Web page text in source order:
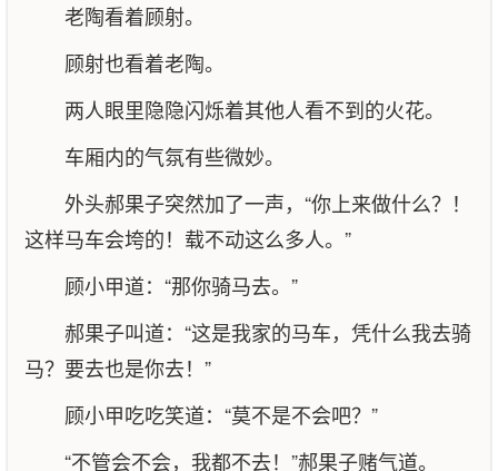
老陶看着顾射。
顾射也看着老陶。
两人眼里隐隐闪烁着其他人看不到的火花。
车厢内的气氛有些微妙。
外头郝果子突然加了一声，“你上来做什么？！
这样马车会垮的！载不动这么多人。”
顾小甲道：“那你骑马去。”
郝果子叫道：“这是我家的马车，凭什么我去骑
马？要去也是你去！”
顾小甲吃吃笑道：“莫不是不会吧？”
“不管会不会，我都不去！”郝果子赌气道。